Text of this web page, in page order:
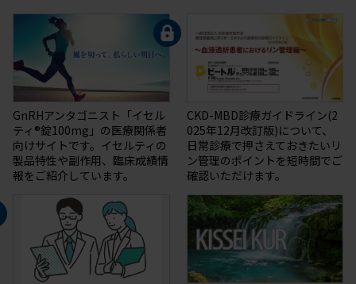
GnRHアンタゴニスト「イセル
ティ®錠100mg」の医療関係者
向けサイトです。イセルティの
製品特性や副作用、臨床成績情
報をご紹介しています。
CKD-MBD診療ガイドライン(2
025年12月改訂版)について、
日常診療で押さえておきたいリ
ン管理のポイントを短時間でご
確認いただけます。